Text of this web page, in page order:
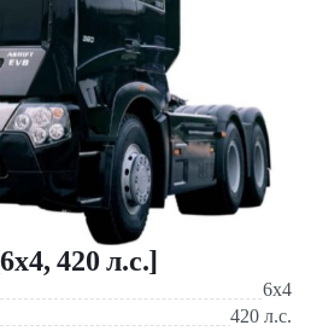
420 л.с.]
6x4
420 л.с.